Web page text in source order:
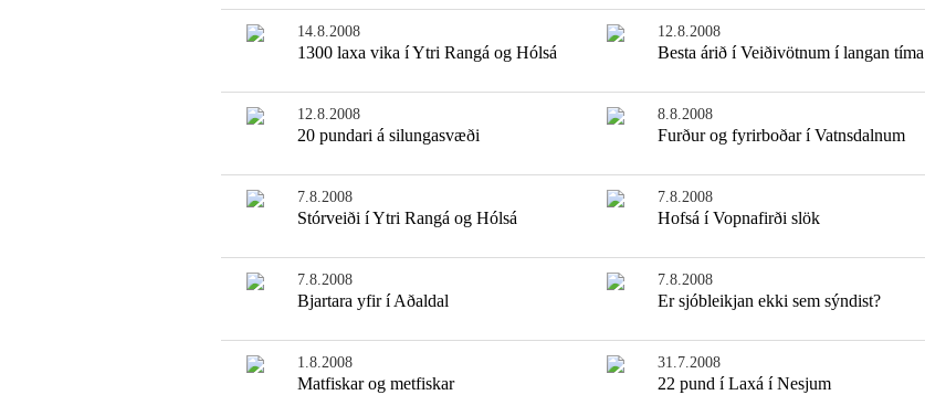
14.8.2008
1300 laxa vika í Ytri Rangá og Hólsá
12.8.2008
Besta árið í Veiðivötnum í langan tíma
12.8.2008
20 pundari á silungasvæði
8.8.2008
Furður og fyrirboðar í Vatnsdalnum
7.8.2008
Stórveiði í Ytri Rangá og Hólsá
7.8.2008
Hofsá í Vopnafirði slök
7.8.2008
Bjartara yfir í Aðaldal
7.8.2008
Er sjóbleikjan ekki sem sýndist?
1.8.2008
Matfiskar og metfiskar
31.7.2008
22 pund í Laxá í Nesjum